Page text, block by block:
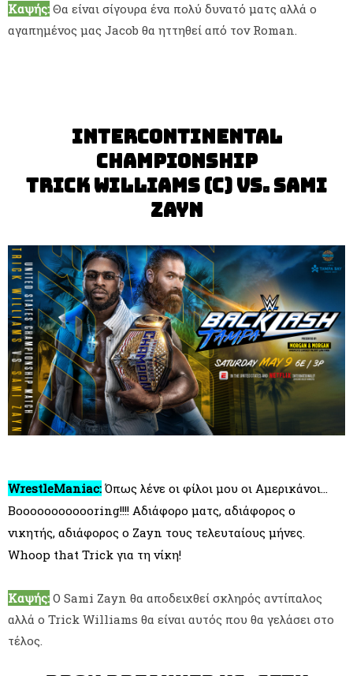
Καψής: Θα είναι σίγουρα ένα πολύ δυνατό ματς αλλά ο
αγαπημένος μας Jacob θα ηττηθεί από τον Roman.
Intercontinental
Championship
Trick Williams (c) vs. Sami
Zayn
WrestleManiac: Όπως λένε οι φίλοι μου οι Αμερικάνοι...
Boooooooooooring!!!! Αδιάφορο ματς, αδιάφορος ο
νικητής, αδιάφορος ο Zayn τους τελευταίους μήνες.
Whoop that Trick για τη νίκη!
Καψής: Ο Sami Zayn θα αποδειχθεί σκληρός αντίπαλος
αλλά ο Trick Williams θα είναι αυτός που θα γελάσει στο
τέλος.